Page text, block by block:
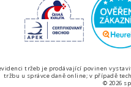
evidenci tržeb je prodávající povinen
tržbu u správce daně online; v případě
© 2026